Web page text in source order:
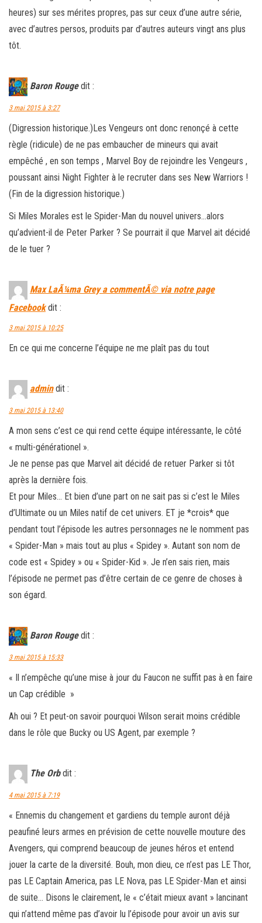
heures) sur ses mérites propres, pas sur ceux d’une autre série,
avec d’autres persos, produits par d’autres auteurs vingt ans plus
tôt.
Baron Rouge dit :
3 mai 2015 à 3:27
(Digression historique.)Les Vengeurs ont donc renonçé à cette
règle (ridicule) de ne pas embaucher de mineurs qui avait
empêché , en son temps , Marvel Boy de rejoindre les Vengeurs ,
poussant ainsi Night Fighter à le recruter dans ses New Warriors !
(Fin de la digression historique.)
Si Miles Morales est le Spider-Man du nouvel univers…alors
qu’advient-il de Peter Parker ? Se pourrait il que Marvel ait décidé
de le tuer ?
Max LaÃ¼ma Grey a commentÃ© via notre page
Facebook dit :
3 mai 2015 à 10:25
En ce qui me concerne l’équipe ne me plaît pas du tout
admin dit :
3 mai 2015 à 13:40
A mon sens c’est ce qui rend cette équipe intéressante, le côté
« multi-générationel ».
Je ne pense pas que Marvel ait décidé de retuer Parker si tôt
après la dernière fois.
Et pour Miles… Et bien d’une part on ne sait pas si c’est le Miles
d’Ultimate ou un Miles natif de cet univers. ET je *crois* que
pendant tout l’épisode les autres personnages ne le nomment pas
« Spider-Man » mais tout au plus « Spidey ». Autant son nom de
code est « Spidey » ou « Spider-Kid ». Je n’en sais rien, mais
l’épisode ne permet pas d’être certain de ce genre de choses à
son égard.
Baron Rouge dit :
3 mai 2015 à 15:33
« Il n’empêche qu’une mise à jour du Faucon ne suffit pas à en faire
un Cap crédible »
Ah oui ? Et peut-on savoir pourquoi Wilson serait moins crédible
dans le rôle que Bucky ou US Agent, par exemple ?
The Orb dit :
4 mai 2015 à 7:19
« Ennemis du changement et gardiens du temple auront déjà
peaufiné leurs armes en prévision de cette nouvelle mouture des
Avengers, qui comprend beaucoup de jeunes héros et entend
jouer la carte de la diversité. Bouh, mon dieu, ce n’est pas LE Thor,
pas LE Captain America, pas LE Nova, pas LE Spider-Man et ainsi
de suite… Disons le clairement, le « c’était mieux avant » lancinant
qui n’attend même pas d’avoir lu l’épisode pour avoir un avis sur